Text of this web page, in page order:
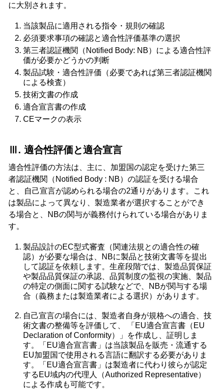
に大別されます。
当該製品に適用される指令・規則の確認
必須要求事項の確認と適合性評価基準の選択
第三者認証機関（Notified Body: NB）による適合性評
価が必要かどうかの判断
製品試験・適合性評価（必要であれば第三者認証機関
による検査）
技術文書の作成
適合宣言書の作成
CEマークの表示
Ⅲ. 適合性評価と適合宣言
適合性評価の方法は、主に、加盟国の認定を受けた第三
者認証機関（Notified Body : NB）の認証を受ける場合
と、自己宣言が認められる場合の2通りがあります。これ
は製品によって異なり、製造業者が選択することができ
る場合と、NBの関与が義務付けられている場合がありま
す。
製品設計のEC型式審査（関連法規との適合性の確
認）が必要な場合は、NBに製品と技術文書等を提出
して認証を依頼します。生産段階では、製造品質保証
や製品品質保証の承認、品質制度の監視の実施、製品
の特定の側面に関する試験などで、NBが関与する場
合（義務または製造業者による選択）があります。
自己宣言の場合には、製造者自身が規格への適合、技
術文書の整備等を評価して、 「EU適合宣言書（EU
Declaration of Conformity）」を作成し、証明しま
す。「EU適合宣言書」は当該製品を販売・流通する
EU加盟国で使用される言語に翻訳する必要がありま
す。「EU適合宣言書」は製造者に代わり彼らが認定
するEU域内の代理人（Authorized Representative）
による作成も可能です。